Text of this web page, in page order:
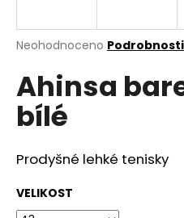
Průměrné
produktu
je
0,0
hvězdiček.
Neohodnoceno
Ahinsa
bílé
Prodyšné lehké tenisky
VELIKOST
j
t
?